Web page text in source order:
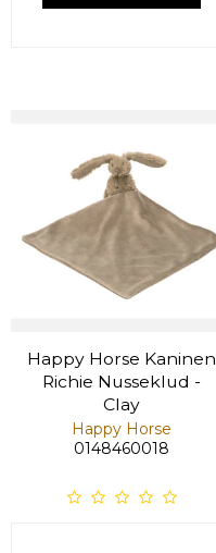
Happy Horse Kaninen
Richie Nusseklud -
Clay
Happy Horse
0148460018